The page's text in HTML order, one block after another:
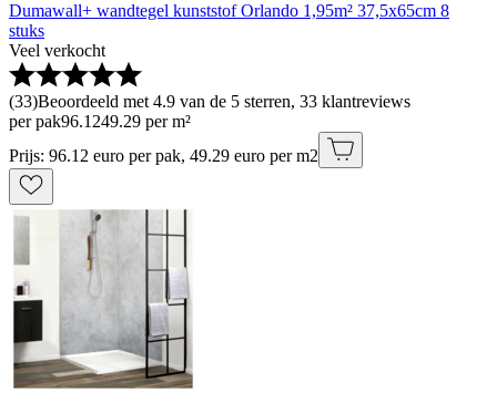
Dumawall+ wandtegel kunststof Orlando 1,95m² 37,5x65cm 8
stuks
Veel verkocht
(33)Beoordeeld met 4.9 van de 5 sterren, 33 klantreviews
per pak96.1249.29 per m²
Prijs: 96.12 euro per pak, 49.29 euro per m2